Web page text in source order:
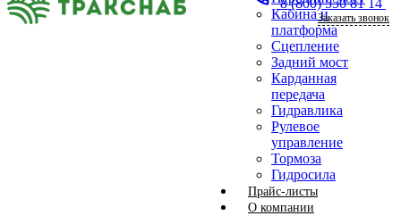
Кабина и
платформа
Сцепление
Задний мост
Карданная
передача
Гидравлика
Рулевое
управление
Тормоза
Гидросила
Прайс-листы
О компании
Заказать звонок